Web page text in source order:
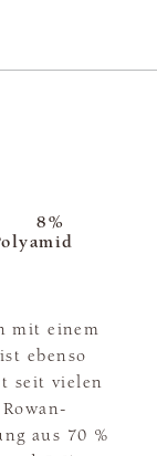
8%
mit einem
ebenso
seit vielen
aus 70 %